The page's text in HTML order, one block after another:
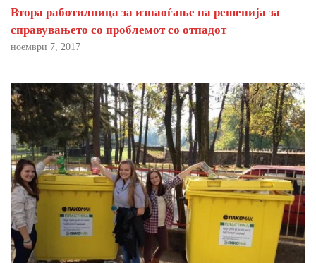
Втора работилница за изнаоѓање на решенија за
справувањето со проблемот со отпадот
ноември 7, 2017